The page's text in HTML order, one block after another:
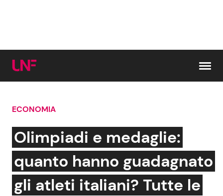
Cerca:
News e Cronaca
Attualità Italiana
Gossip e TV
Bellezze VIP
ECONOMIA
Olimpiadi e medaglie:
quanto hanno guadagnato
gli atleti italiani? Tutte le